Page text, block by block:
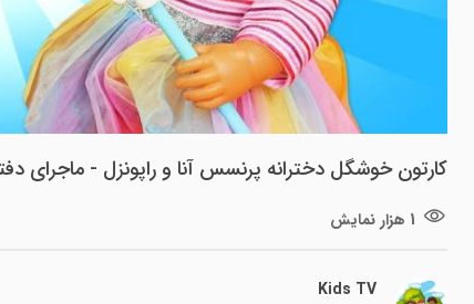
کارتون خوشگل دخترانه پرنسس آنا و راپونزل - ماجرای
1 هزار نمایش
Kids TV